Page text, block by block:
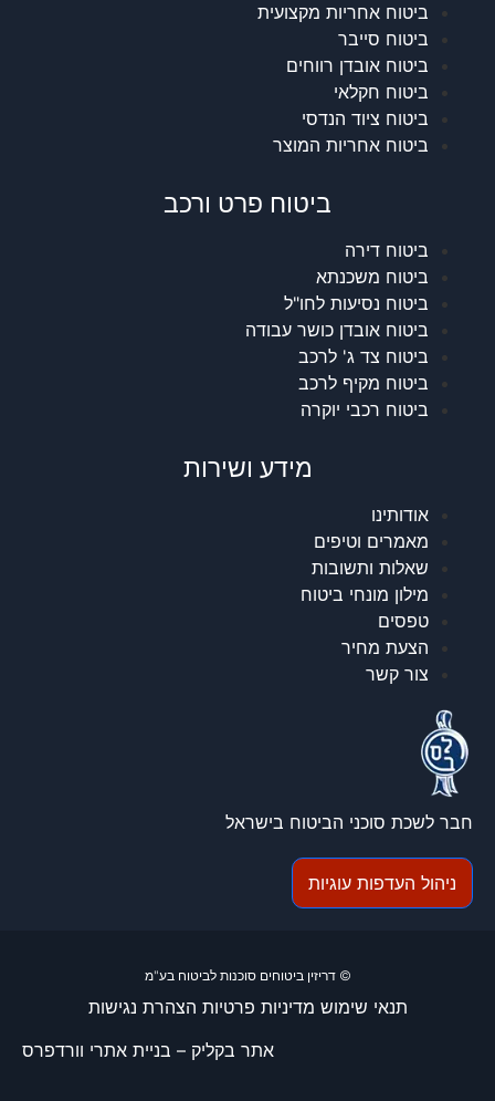
ביטוח אחריות מקצועית
ביטוח סייבר
ביטוח אובדן רווחים
ביטוח חקלאי
ביטוח ציוד הנדסי
ביטוח אחריות המוצר
ביטוח פרט ורכב
ביטוח דירה
ביטוח משכנתא
ביטוח נסיעות לחו"ל
ביטוח אובדן כושר עבודה
ביטוח צד ג' לרכב
ביטוח מקיף לרכב
ביטוח רכבי יוקרה
מידע ושירות
אודותינו
מאמרים וטיפים
שאלות ותשובות
מילון מונחי ביטוח
טפסים
הצעת מחיר
צור קשר
חבר לשכת סוכני הביטוח בישראל
ניהול העדפות עוגיות
© דריזין ביטוחים סוכנות לביטוח בע"מ
תנאי שימוש מדיניות פרטיות הצהרת נגישות
אתר בקליק – בניית אתרי וורדפרס